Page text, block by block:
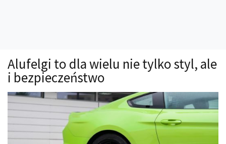
Technika jazdy
Oświetlenie
Kalkulatory
Przelicznik mocy
Auto z niemiec
Alufelgi to dla wielu nie tylko styl, ale
i bezpieczeństwo